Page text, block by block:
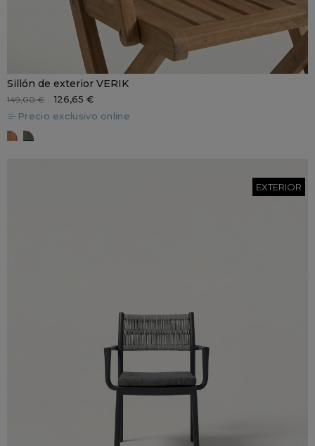
Sillón de exterior VERIK
149,00 €
126,65 €
Precio exclusivo online
Naturale
EXTERIOR